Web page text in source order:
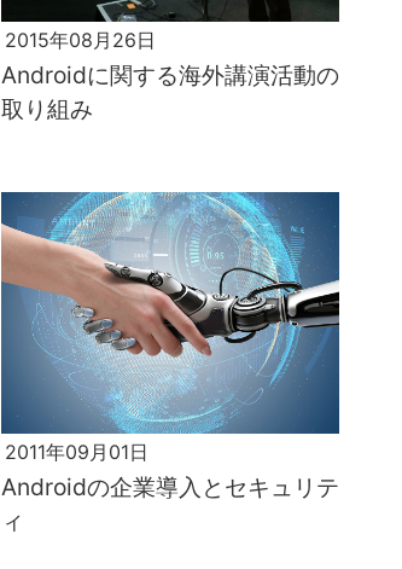
2015年08月26日
Androidに関する海外講演活動の
取り組み
2011年09月01日
Androidの企業導入とセキュリテ
ィ